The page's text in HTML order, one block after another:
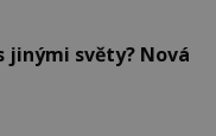
jinými světy? Nová